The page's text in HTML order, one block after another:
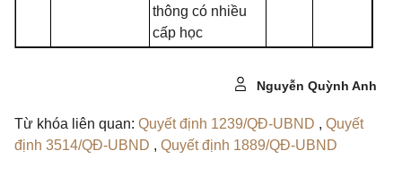
thông có nhiều
cấp học
Nguyễn Quỳnh Anh
Từ khóa liên quan: Quyết định 1239/QĐ-UBND , Quyết
định 3514/QĐ-UBND , Quyết định 1889/QĐ-UBND